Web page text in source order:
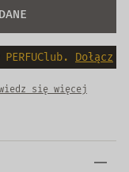
Dołącz
się więcej